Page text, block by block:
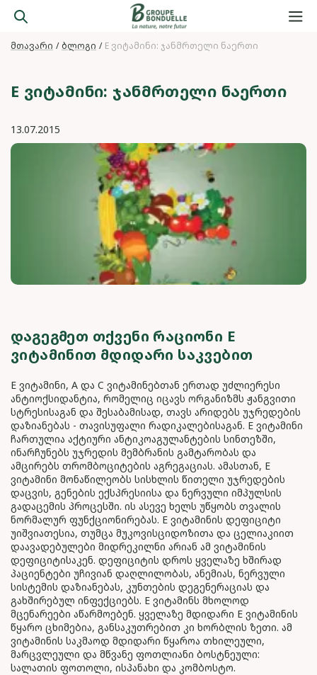
მთავარი ბლოგი E ვიტამინი: ჯანმრთელი ნაერთი
E ᲕᲘᲢᲐᲛᲘᲜᲘ: ᲯᲐᲜᲛᲠᲗᲔᲚᲘ ᲜᲐᲔᲠᲗᲘ
13.07.2015
ᲓᲐᲒᲔᲒᲛᲔᲗ ᲗᲥᲕᲔᲜᲘ ᲠᲐᲪᲘᲝᲜᲘ E
ᲕᲘᲢᲐᲛᲘᲜᲘᲗ ᲛᲓᲘᲓᲐᲠᲘ ᲡᲐᲙᲕᲔᲑᲘᲗ
E ვიტამინი, A და C ვიტამინებთან ერთად უძლიერესი
ანტიოქსიდანტია, რომელიც იცავს ორგანიზმს ჟანგვითი
სტრესისაგან და შესაბამისად, თავს არიდებს უჯრედების
დაზიანებას - თავისუფალი რადიკალებისაგან. E ვიტამინი
ჩართულია აქტიური ანტიკოაგულანტების სინთეზში,
ინარჩუნებს უჯრედის მემბრანის გამტარობას და
ამცირებს თრომბოციტების აგრეგაციას. ამასთან, E
ვიტამინი მონაწილეობს სისხლის წითელი უჯრედების
დაცვის, გენების ექსპრესიისა და ნერვული იმპულსის
გადაცემის პროცესში. ის ასევე ხელს უწყობს თვალის
ნორმალურ ფუნქციონირებას. E ვიტამინის დეფიციტი
უიშვიათესია, თუმცა მუკოვისციდოზითა და ცელიაკიით
დაავადებულები მიდრეკილნი არიან ამ ვიტამინის
დეფიციტისაკენ. დეფიციტის დროს ყველაზე ხშირად
პაციენტები უჩივიან დაღლილობას, ანემიას, ნერვული
სისტემის დაზიანებას, კუნთების დეგენერაციას და
გახშირებულ ინფექციებს. E ვიტამინს მხოლოდ
მცენარეები აწარმოებენ. ყველაზე მდიდარი E ვიტამინის
წყარო ცხიმებია, განსაკუთრებით კი ხორბლის ზეთი. ამ
ვიტამინის საკმაოდ მდიდარი წყაროა თხილეული,
მარცვლეული და მწვანე ფოთლიანი ბოსტნეული:
სალათის ფოთოლი, ისპანახი და კომბოსტო.